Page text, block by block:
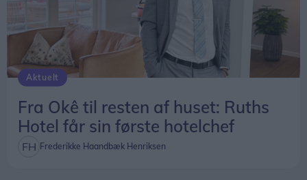
Aktuelt
Fra Okê til resten af huset: Ruths
Hotel får sin første hotelchef
Frederikke Haandbæk Henriksen